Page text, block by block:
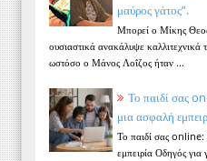
μαύρος γάτος”.
Μπορεί ο Μίκης
ουσιαστικά ανακάλυψε
ωστόσο ο Μάνος Λοΐζος ήταν ...
Το παιδί σας
μια ασφαλή
Το παιδί σας online:
εμπειρία Οδηγός